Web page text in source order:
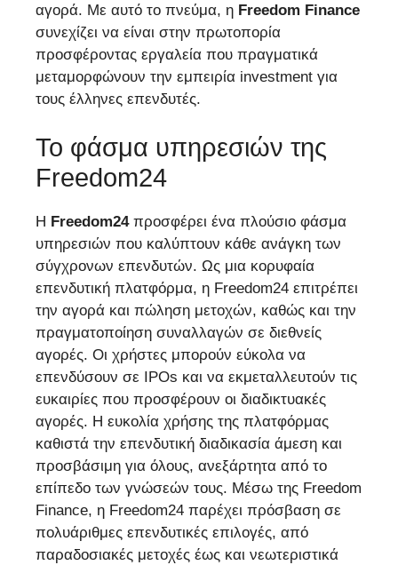
αγορά. Με αυτό το πνεύμα, η Freedom Finance
συνεχίζει να είναι στην πρωτοπορία
προσφέροντας εργαλεία που πραγματικά
μεταμορφώνουν την εμπειρία investment για
τους έλληνες επενδυτές.
Το φάσμα υπηρεσιών της
Freedom24
Η Freedom24προσφέρει ένα πλούσιο φάσμα
υπηρεσιών που καλύπτουν κάθε ανάγκη των
σύγχρονων επενδυτών. Ως μια κορυφαία
επενδυτική πλατφόρμα, η Freedom24 επιτρέπει
την αγορά και πώληση μετοχών, καθώς και την
πραγματοποίηση συναλλαγών σε διεθνείς
αγορές. Οι χρήστες μπορούν εύκολα να
επενδύσουν σε IPOs και να εκμεταλλευτούν τις
ευκαιρίες που προσφέρουν οι διαδικτυακές
αγορές. Η ευκολία χρήσης της πλατφόρμας
καθιστά την επενδυτική διαδικασία άμεση και
προσβάσιμη για όλους, ανεξάρτητα από το
επίπεδο των γνώσεών τους. Μέσω της Freedom
Finance, η Freedom24 παρέχει πρόσβαση σε
πολυάριθμες επενδυτικές επιλογές, από
παραδοσιακές μετοχές έως και νεωτεριστικά